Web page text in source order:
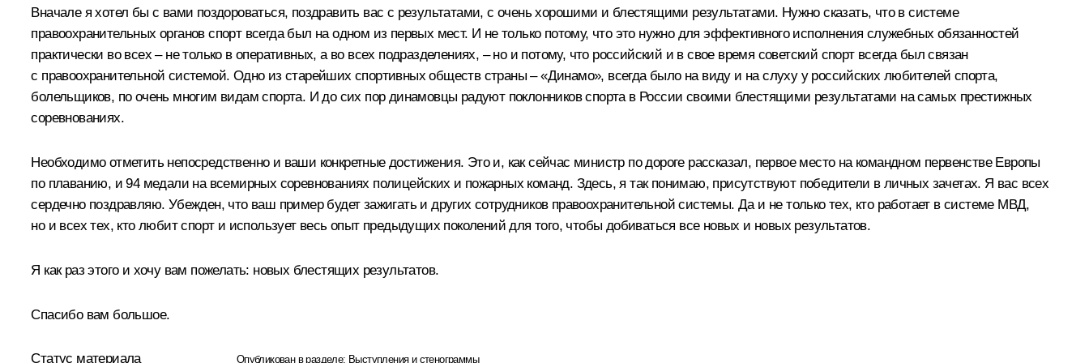
Вначале я хотел бы с вами поздороваться, поздравить вас с результатами, с очень хорошими и блестящими результатами. Нужно сказать, что в системе
правоохранительных органов спорт всегда был на одном из первых мест. И не только потому, что это нужно для эффективного исполнения служебных обязанностей
практически во всех – не только в оперативных, а во всех подразделениях, – но и потому, что российский и в свое время советский спорт всегда был связан
с правоохранительной системой. Одно из старейших спортивных обществ страны – «Динамо», всегда было на виду и на слуху у российских любителей спорта,
болельщиков, по очень многим видам спорта. И до сих пор динамовцы радуют поклонников спорта в России своими блестящими результатами на самых престижных
соревнованиях.
Необходимо отметить непосредственно и ваши конкретные достижения. Это и, как сейчас министр по дороге рассказал, первое место на командном первенстве Европы
по плаванию, и 94 медали на всемирных соревнованиях полицейских и пожарных команд. Здесь, я так понимаю, присутствуют победители в личных зачетах. Я вас всех
сердечно поздравляю. Убежден, что ваш пример будет зажигать и других сотрудников правоохранительной системы. Да и не только тех, кто работает в системе МВД,
но и всех тех, кто любит спорт и использует весь опыт предыдущих поколений для того, чтобы добиваться все новых и новых результатов.
Я как раз этого и хочу вам пожелать: новых блестящих результатов.
Спасибо вам большое.
Статус материала Опубликован в разделе: Выступления и стенограммы